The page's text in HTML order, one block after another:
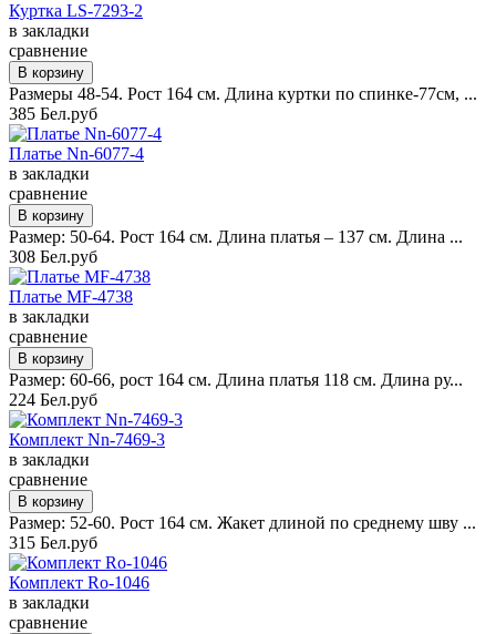
Куртка LS-7293-2
в закладки
сравнение
Размеры 48-54. Рост 164 см. Длина куртки по спинке-77см, ...
385 Бел.руб
Платье Nn-6077-4
в закладки
сравнение
Размер: 50-64. Рост 164 см. Длина платья – 137 см. Длина ...
308 Бел.руб
Платье MF-4738
в закладки
сравнение
Размер: 60-66, рост 164 см. Длина платья 118 см. Длина ру...
224 Бел.руб
Комплект Nn-7469-3
в закладки
сравнение
Размер: 52-60. Рост 164 см. Жакет длиной по среднему шву ...
315 Бел.руб
Комплект Ro-1046
в закладки
сравнение